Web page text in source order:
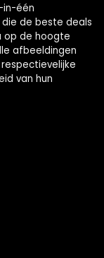
in-één
de beste deals
op de hoogte
afbeeldingen
van hun